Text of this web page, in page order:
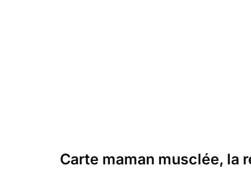
Carte maman musclée, la